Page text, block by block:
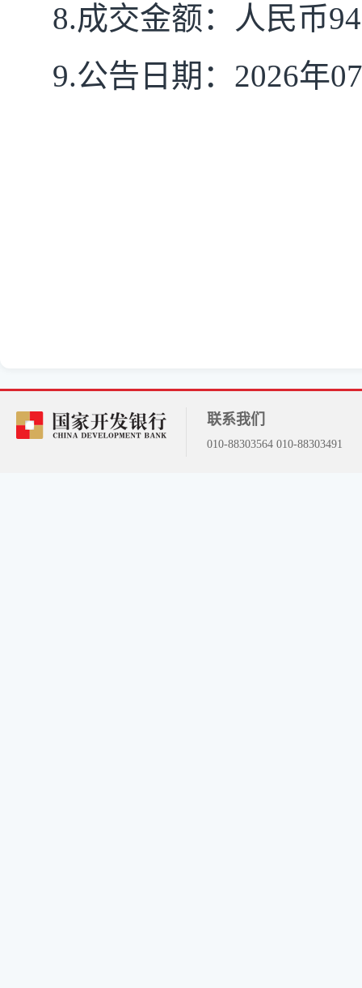
8.成交金额：
人 民币
9.公告日期：2026年
联系我们
010-88303564 010-88303491